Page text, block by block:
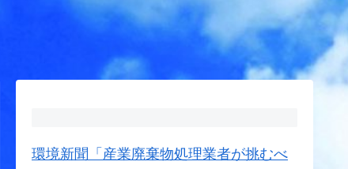
環境新聞「産業廃棄物処理業者が挑むべ